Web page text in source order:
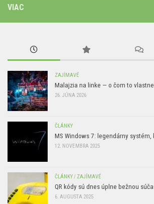
VIAC
ZAJÍMAVÉ
Malajzia na linke — o čom to
26. JÚNA 2026
ČLÁNKY
MS Windows 7: legendárny
12. NOVEMBRA 2025
ČLÁNKY/ ZAJÍMAVÉ
QR kódy sú dnes úplne bežnou
6. AUGUSTA 2025